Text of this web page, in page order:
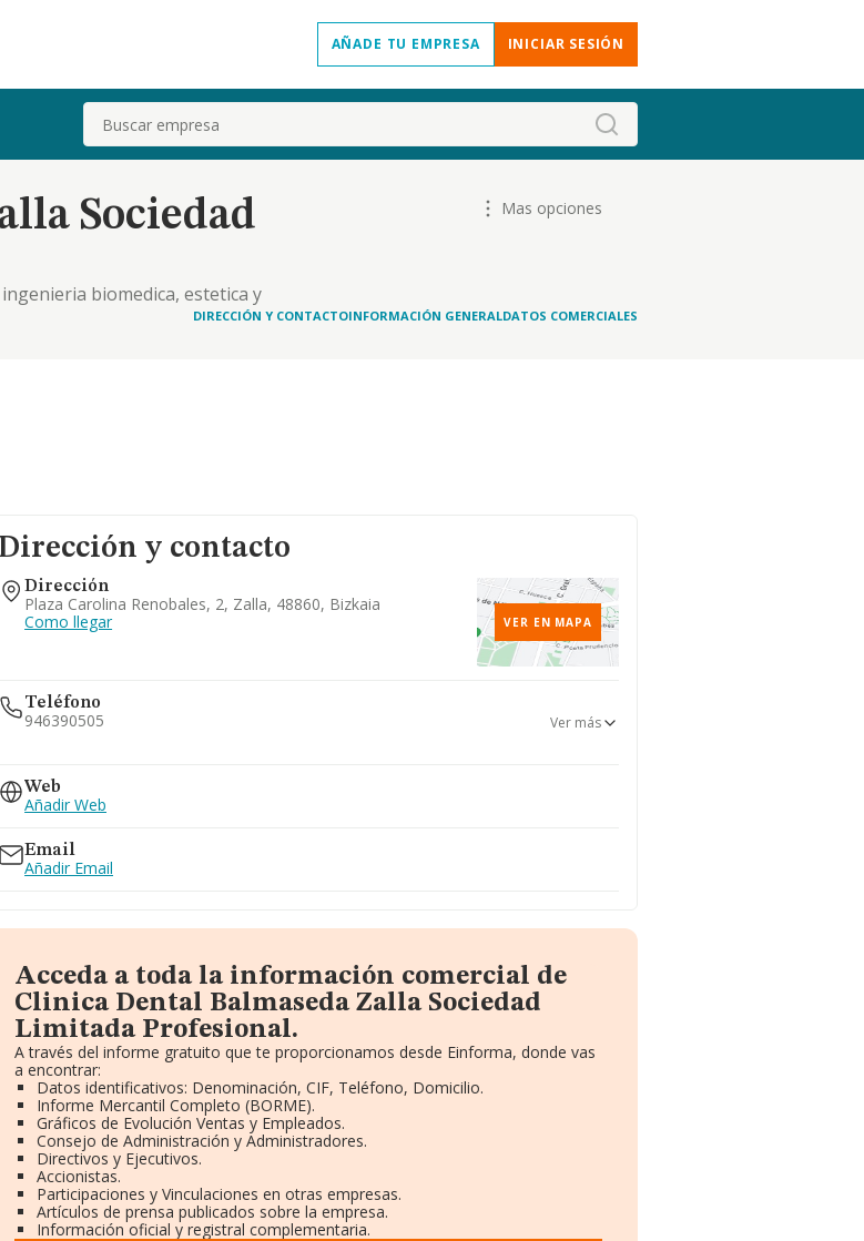
AÑADE TU EMPRESA INICIAR SESIÓN
Buscar
Sociedad
biomedica, estetica y
Mas opciones
DIRECCIÓN Y CONTACTOINFORMACIÓN GENERALDATOS COMERCIALES
y contacto
Dirección
Plaza Carolina Renobales, 2, Zalla, 48860, Bizkaia
Como llegar
VER EN MAPA
Teléfono
946390505
Ver teléfono 688...
Ver más
Web
Añadir Web
Email
Añadir Email
Acceda a toda la información comercial de
Clinica Dental Balmaseda Zalla Sociedad
Limitada Profesional.
A través del informe gratuito que te proporcionamos desde Einforma, donde vas
a encontrar:
Datos identificativos: Denominación, CIF, Teléfono, Domicilio.
Informe Mercantil Completo (BORME).
Gráficos de Evolución Ventas y Empleados.
Consejo de Administración y Administradores.
Directivos y Ejecutivos.
Accionistas.
Participaciones y Vinculaciones en otras empresas.
Artículos de prensa publicados sobre la empresa.
Información oficial y registral complementaria.